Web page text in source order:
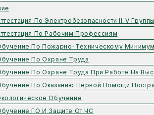
По Электробезопасности II-V
По Рабочим Профессиям
По Пожарно-Техническому
По Охране Труда
По Охране Труда При Работе На
По Оказанию Первой Помощи
Обучение
ГО И Защите От ЧС